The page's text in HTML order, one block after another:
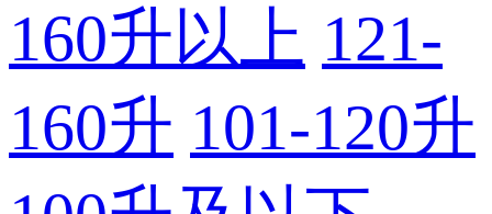
160升以上 121-
160升 101-120升